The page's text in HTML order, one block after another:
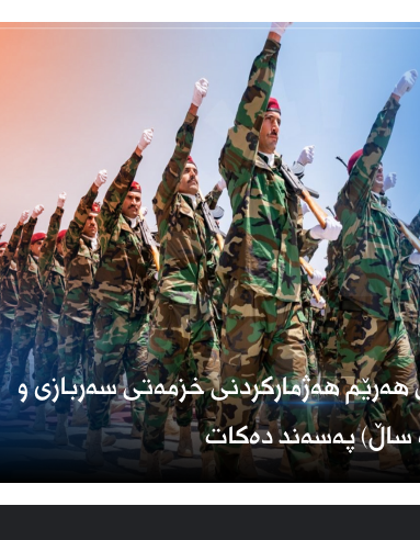
هەرێم هەژمارکردنی خزمەتی سەربازی و
ساڵ) پەسەند دەکات